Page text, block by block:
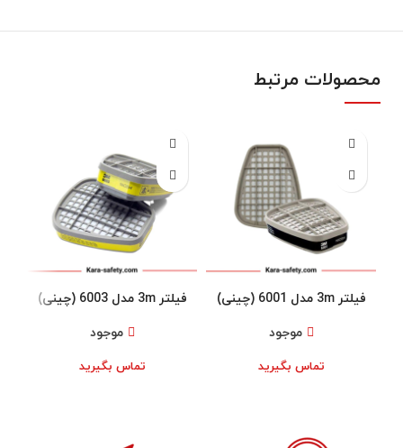
محصولات مرتبط
فیلتر 3m مدل 6001 (چینی)
موجود
تماس بگیرید
فیلتر 3m مدل 6003 (چینی)
موجود
تماس بگیرید